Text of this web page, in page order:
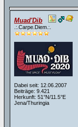
Muad'Dib
.:.Carpe.Diem.:.
Dabei seit: 12.06.2007
Beiträge: 9.421
Herkunft: 51°N/11.5°E
Jena/Thuringia